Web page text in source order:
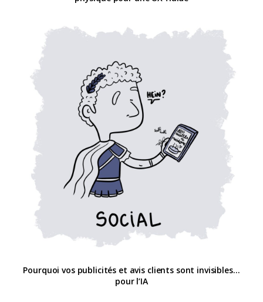
Pourquoi vos publicités et avis clients sont invisibles…
pour l’IA